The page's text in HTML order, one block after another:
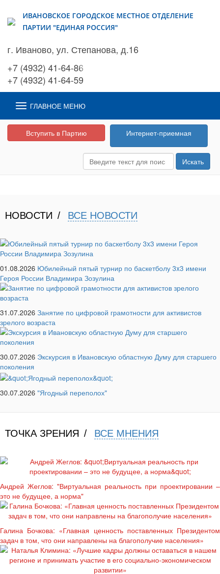
ИВАНОВСКОЕ ГОРОДСКОЕ МЕСТНОЕ ОТДЕЛЕНИЕ
ПАРТИИ "ЕДИНАЯ РОССИЯ"
г. Иваново, ул. Степанова, д.16
+7 (4932) 41-64-86
+7 (4932) 41-64-59
ГЛАВНОЕ МЕНЮ
Вступить в Партию Интернет-приемная
Искать
НОВОСТИ ВСЕ НОВОСТИ
01.08.2026 Юбилейный пятый турнир по баскетболу 3x3 имени
Героя России Владимира Зозулина
31.07.2026 Занятие по цифровой грамотности для активистов
зрелого возраста
30.07.2026 Экскурсия в Ивановскую областную Думу для старшего
поколения
30.07.2026 "Ягодный переполох"
ТОЧКА ЗРЕНИЯ ВСЕ МНЕНИЯ
Андрей Жеглов: "Виртуальная реальность при проектировании –
это не будущее, а норма"
Галина Бочкова: «Главная ценность поставленных Президентом
задач в том, что они направлены на благополучие населения»